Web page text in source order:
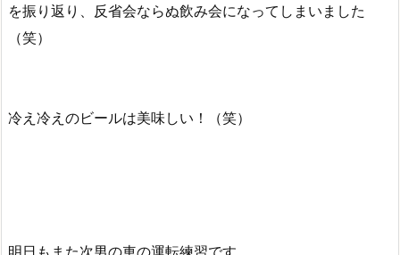
を振り返り、反省会ならぬ飲み会になってしまいました
（笑）
冷え冷えのビールは美味しい！（笑）
明日もまた次男の車の運転練習です